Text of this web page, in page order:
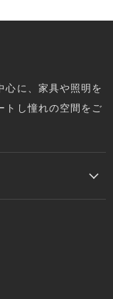
心に、家具や照明を
トし憧れの空間をご